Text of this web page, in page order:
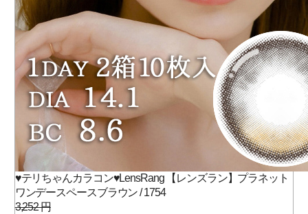
♥テリちゃんカラコン♥LensRang 【レンズラン】プラネット
ワンデースペースブラウン / 1754
3,252 円